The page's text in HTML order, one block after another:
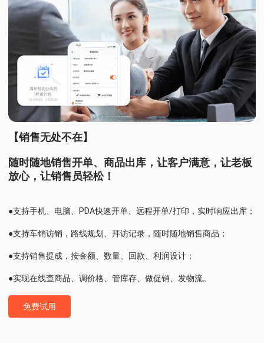
【销售无处不在】
随时随地销售开单、商品出库，让客户满意，让老板
放心，让销售员轻松！
●支持手机、电脑、PDA快速开单、远程开单/打印，实时响应出库；
●支持车销访销，路线规划、拜访记录，随时随地销售商品；
●支持销售提成，按金额、数量、回款、利润设计；
●实现在线查商品、调价格、管库存、做促销、发物流。
免费试用